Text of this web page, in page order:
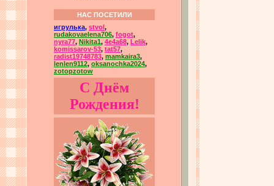
НАС ПОСЕТИЛИ
игрулька, stvol ,
rudakovaelena706, fogot,
nyra77, Nikita1, 4e4a68, Lelik,
komissarov-53, tat57,
radist19748783, mamkaira3,
lenlen9112, oksanochka2024,
zotopzotow
С Днём
Рождения!